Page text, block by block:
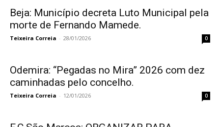
Beja: Município decreta Luto Municipal pela
morte de Fernando Mamede.
Teixeira Correia - 28/01/2026 0
Odemira: “Pegadas no Mira” 2026 com dez
caminhadas pelo concelho.
Teixeira Correia - 12/01/2026 0